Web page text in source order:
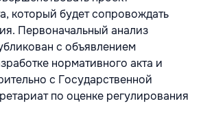
который будет сопровождать
Первоначальный анализ
с объявлением
нормативного акта и
с Государственной
по оценке регулирования